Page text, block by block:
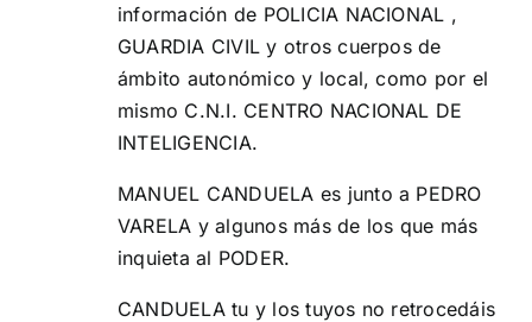
información de POLICIA NACIONAL ,
GUARDIA CIVIL y otros cuerpos de
ámbito autonómico y local, como por el
mismo C.N.I. CENTRO NACIONAL DE
INTELIGENCIA.
MANUEL CANDUELA es junto a PEDRO
VARELA y algunos más de los que más
inquieta al PODER.
CANDUELA tu y los tuyos no retrocedáis